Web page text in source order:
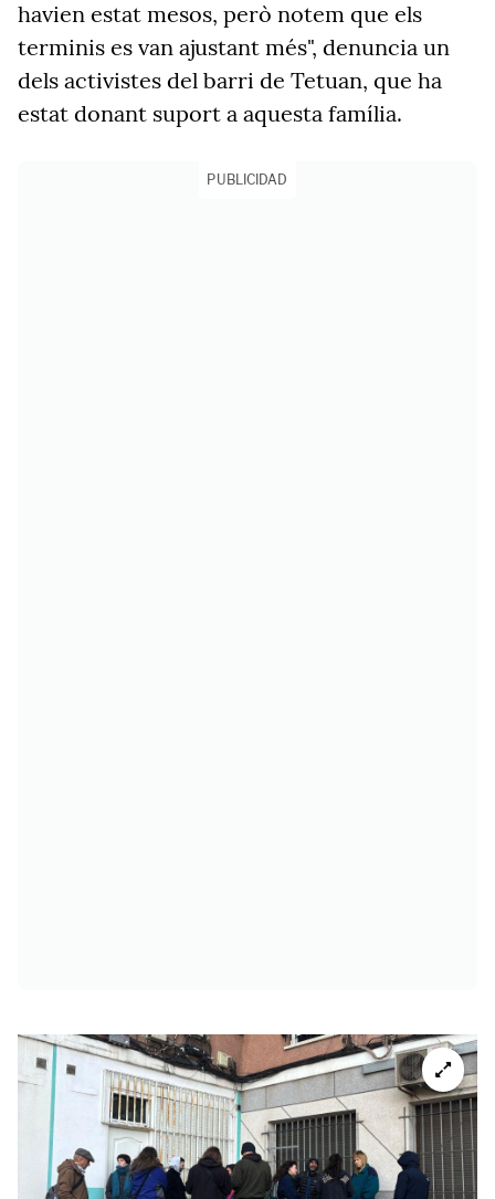
havien estat mesos, però notem que els
terminis es van ajustant més", denuncia un
dels activistes del barri de Tetuan, que ha
estat donant suport a aquesta família.
PUBLICIDAD